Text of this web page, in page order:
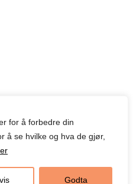
for å forbedre din
å se hvilke og hva de gjør,
Godta